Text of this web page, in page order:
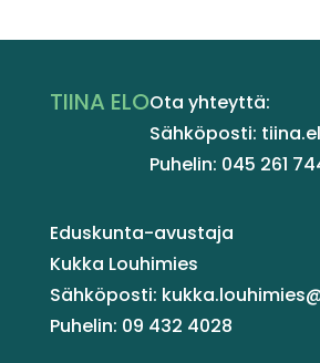
TIINA ELOOta yhteyttä:
Sähköposti:
Puhelin: 045 261
Eduskunta-avustaja
Kukka Louhimies
Sähköposti:
Puhelin: 09 432 4028